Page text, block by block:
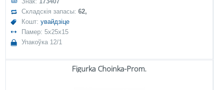
Складскія запасы:62,
Кошт:увайдзіце
Памер: 5x25x15
Упакоўка 12/1
Figurka Choinka-Prom.